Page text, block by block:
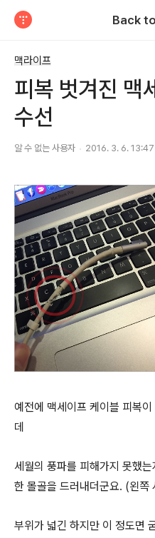
Back
맥라이프
피복 벗겨진 맥
수선
알 수 없는 사용자 2016. 3. 6. 13:47
예전에 맥세이프 케이블 피복
데
세월의 풍파를 피해가지 못했
한 몰골을 드러내더군요. (왼쪽
부위가 넓긴 하지만 이 정도면